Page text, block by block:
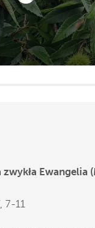
Ewangelia
7-11